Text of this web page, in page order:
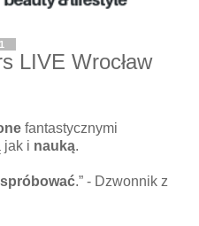
LIVE Wrocław
fantastycznymi
jak i nauką.
spróbować.” - Dzwonnik z